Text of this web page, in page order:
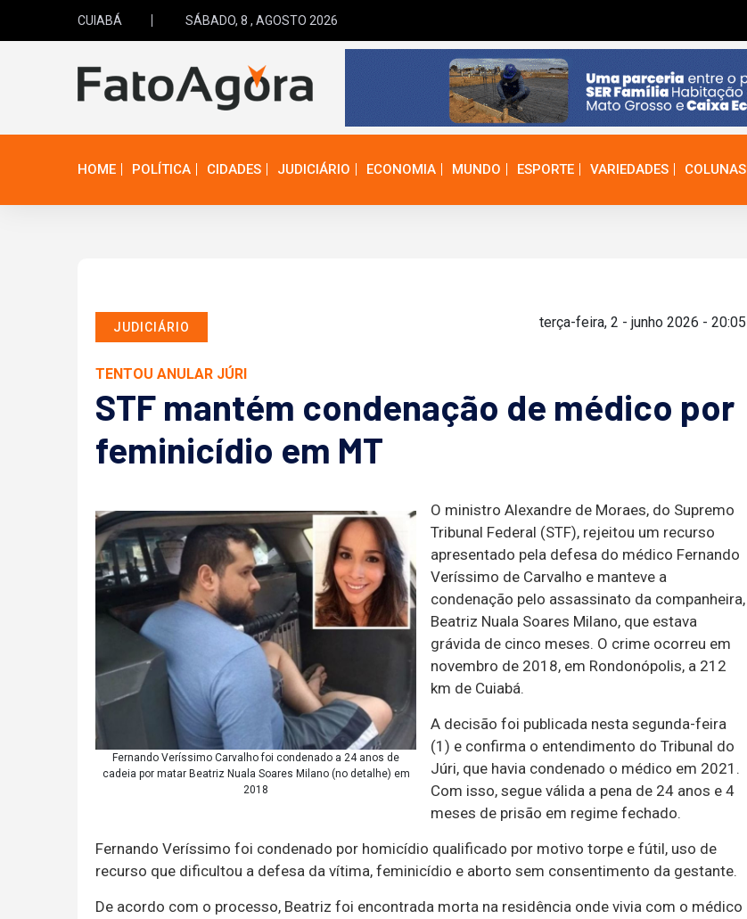
CUIABÁ SÁBADO, 8 , AGOSTO 2026
HOME POLÍTICA CIDADES JUDICIÁRIO ECONOMIA MUNDO ESPORTE VARIEDADES COLUNAS
JUDICIÁRIO terça-feira, 2 - junho 2026 - 20:05
TENTOU ANULAR JÚRI
STF mantém condenação de médico por
feminicídio em MT
Fernando Veríssimo Carvalho foi condenado a 24 anos de
cadeia por matar Beatriz Nuala Soares Milano (no detalhe) em
2018
O ministro Alexandre de Moraes, do Supremo
Tribunal Federal (STF), rejeitou um recurso
apresentado pela defesa do médico Fernando
Veríssimo de Carvalho e manteve a
condenação pelo assassinato da companheira,
Beatriz Nuala Soares Milano, que estava
grávida de cinco meses. O crime ocorreu em
novembro de 2018, em Rondonópolis, a 212
km de Cuiabá.
A decisão foi publicada nesta segunda-feira
(1) e confirma o entendimento do Tribunal do
Júri, que havia condenado o médico em 2021.
Com isso, segue válida a pena de 24 anos e 4
meses de prisão em regime fechado.
Fernando Veríssimo foi condenado por homicídio qualificado por motivo torpe e fútil, uso de
recurso que dificultou a defesa da vítima, feminicídio e aborto sem consentimento da gestante.
De acordo com o processo, Beatriz foi encontrada morta na residência onde vivia com o médico